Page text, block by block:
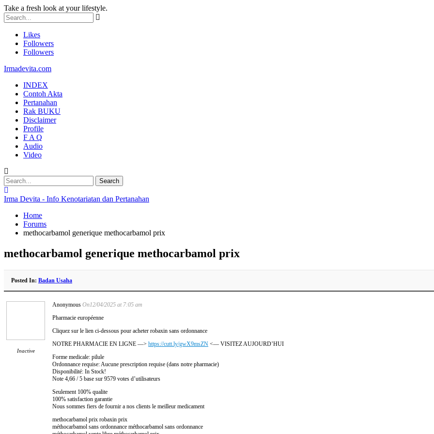
Take a fresh look at your lifestyle.
Likes
Followers
Followers
Irmadevita.com
INDEX
Contoh Akta
Pertanahan
Rak BUKU
Disclaimer
Profile
F A Q
Audio
Video
Irma Devita - Info Kenotariatan dan Pertanahan
Home
Forums
methocarbamol generique methocarbamol prix
methocarbamol generique methocarbamol prix
Posted In: Badan Usaha
Inactive
Anonymous On12/04/2025 at 7:05 am
Pharmacie européenne
Cliquez sur le lien ci-dessous pour acheter robaxin sans ordonnance
NOTRE PHARMACIE EN LIGNE —> https://cutt.ly/gwX9msZN <— VISITEZ AUJOURD’HUI
Forme medicale: pilule
Ordonnance requise: Aucune prescription requise (dans notre pharmacie)
Disponibilité: In Stock!
Note 4,66 / 5 base sur 9579 votes d’utilisateurs
Seulement 100% qualite
100% satisfaction garantie
Nous sommes fiers de fournir a nos clients le meilleur medicament
methocarbamol prix robaxin prix
méthocarbamol sans ordonnance méthocarbamol sans ordonnance